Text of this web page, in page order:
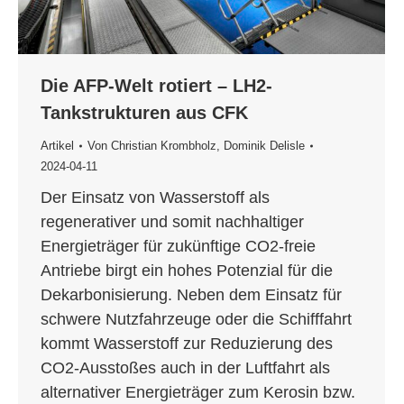
Die AFP-Welt rotiert – LH2-
Tankstrukturen aus CFK
Artikel Von Christian Krombholz, Dominik Delisle
2024-04-11
Der Einsatz von Wasserstoff als
regenerativer und somit nachhaltiger
Energieträger für zukünftige CO2-freie
Antriebe birgt ein hohes Potenzial für die
Dekarbonisierung. Neben dem Einsatz für
schwere Nutzfahrzeuge oder die Schifffahrt
kommt Wasserstoff zur Reduzierung des
CO2-Ausstoßes auch in der Luftfahrt als
alternativer Energieträger zum Kerosin bzw.